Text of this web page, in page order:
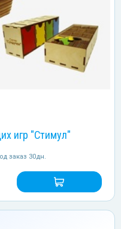
игр "Стимул"
заказ 30дн.